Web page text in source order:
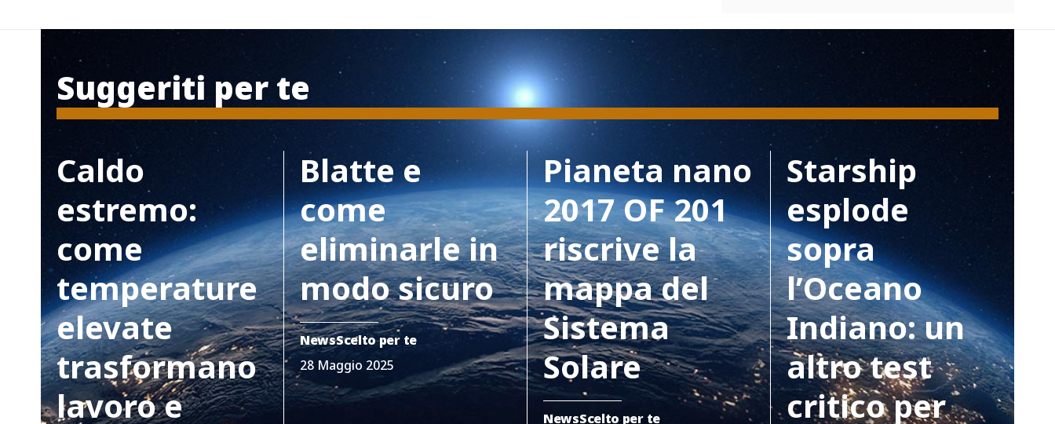
Suggeriti per te
Caldo
estremo:
come
temperature
elevate
trasformano
lavoro e
Blatte e
come
eliminarle in
modo sicuro
NewsScelto per te
28 Maggio 2025
Pianeta nano
2017 OF 201
riscrive la
mappa del
Sistema
Solare
NewsScelto per te
Starship
esplode
sopra
l’Oceano
Indiano: un
altro test
critico per